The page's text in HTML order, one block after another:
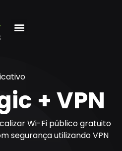
+ VPN
Wi-Fi público gratuito
segurança utilizando VPN